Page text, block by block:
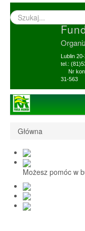
Wyszukiwarka
–
Lublin
tel.:
Nr
31-563
1,5% i darowizny
Nasi Beneficjenci
Ośrodek Reh-Szkol
Sprawozdania
Główna
Możesz pomóc w